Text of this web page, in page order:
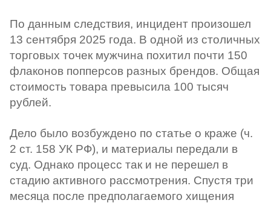
По данным следствия, инцидент произошел
13 сентября 2025 года. В одной из столичных
торговых точек мужчина похитил почти 150
флаконов попперсов разных брендов. Общая
стоимость товара превысила 100 тысяч
рублей.
Дело было возбуждено по статье о краже (ч.
2 ст. 158 УК РФ), и материалы передали в
суд. Однако процесс так и не перешел в
стадию активного рассмотрения. Спустя три
месяца после предполагаемого хищения